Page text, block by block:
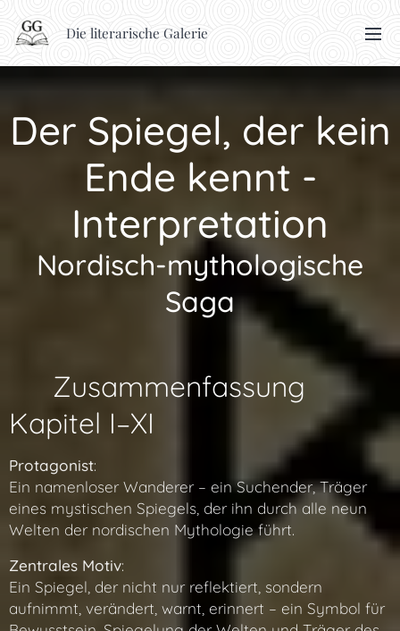
Die literarische Galerie
Der Spiegel, der kein
Ende kennt -
Interpretation
Nordisch-mythologische
Saga
🧭 Zusammenfassung
Kapitel I–XI
Protagonist:
Ein namenloser Wanderer – ein Suchender, Träger
eines mystischen Spiegels, der ihn durch alle neun
Welten der nordischen Mythologie führt.
Zentrales Motiv:
Ein Spiegel, der nicht nur reflektiert, sondern
aufnimmt, verändert, warnt, erinnert – ein Symbol für